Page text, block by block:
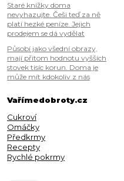
Staré knížky doma
nevyhazujte. Češi teď za ně
platí hezké peníze. Jejich
prodejem se dá vydělat
Působí jako všední obrazy,
mají přitom hodnotu vyšších
stovek tisíc korun. Doma je
může mít kdokoliv z nás
Vařímedobroty.cz
Cukroví
Omáčky
Předkrmy
Recepty
Rychlé pokrmy